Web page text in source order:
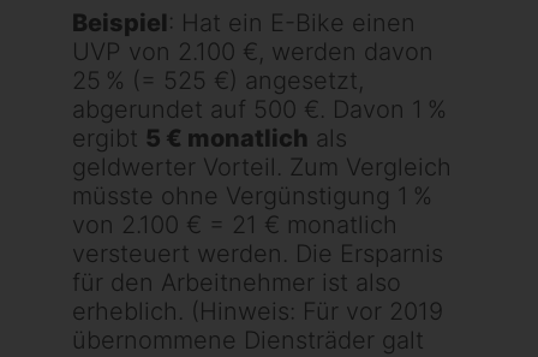
Beispiel: Hat ein E-Bike einen
UVP von 2.100 €, werden davon
25 % (= 525 €) angesetzt,
abgerundet auf 500 €. Davon 1 %
ergibt 5 € monatlich als
geldwerter Vorteil. Zum Vergleich
müsste ohne Vergünstigung 1 %
von 2.100 € = 21 € monatlich
versteuert werden. Die Ersparnis
für den Arbeitnehmer ist also
erheblich. (Hinweis: Für vor 2019
übernommene Diensträder galt